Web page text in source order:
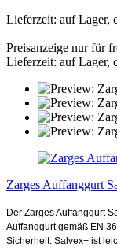
Lieferzeit: auf Lager,
Preisanzeige nur für
Lieferzeit: auf Lager,
Zarges Auffanggurt
Der Zarges Auffanggurt
Auffanggurt gemäß EN
Sicherheit. Salvex+ ist